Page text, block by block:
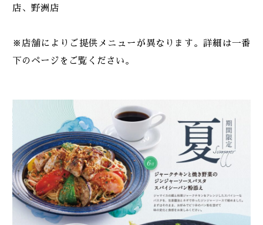
店、野洲店
※店舗によりご提供メニューが異なります。詳細は一番
下のページをご覧ください。